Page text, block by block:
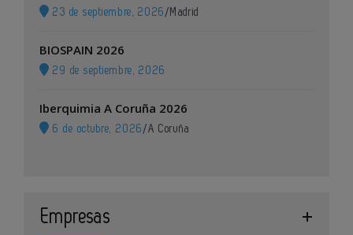
23 de septiembre, 2026 / Madrid
BIOSPAIN 2026
29 de septiembre, 2026
Iberquimia A Coruña 2026
6 de octubre, 2026 /A Coruña
Empresas